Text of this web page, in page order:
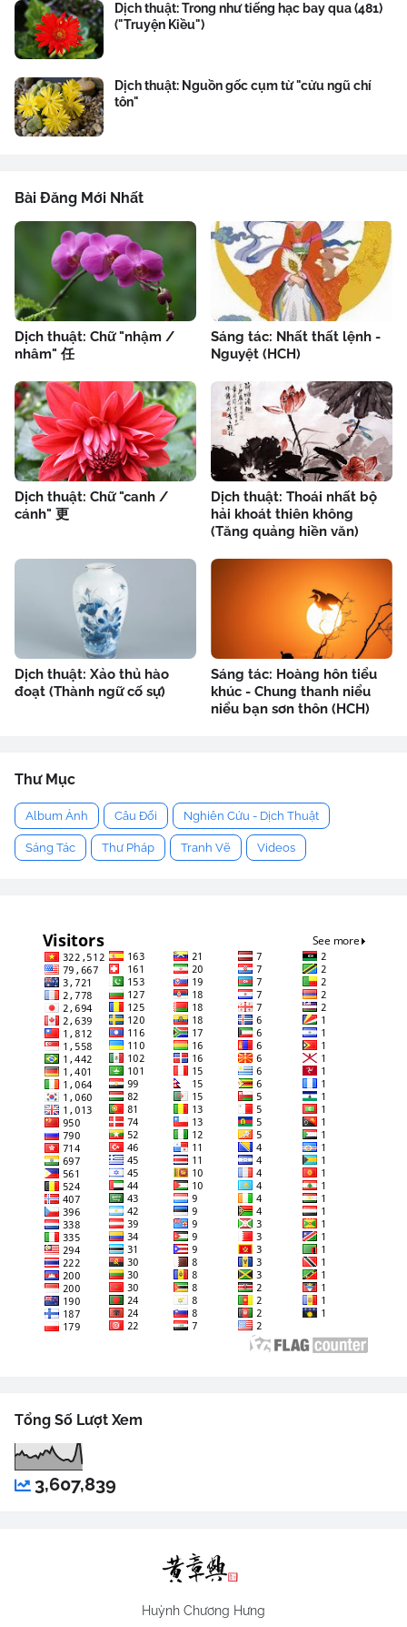
Dịch thuật: Trong như tiếng hạc bay qua (481)
("Truyện Kiều")
Dịch thuật: Nguồn gốc cụm từ "cửu ngũ chí
tôn"
Bài Đăng Mới Nhất
Dịch thuật: Chữ "nhậm /
nhâm" 任
Sáng tác: Nhất thất lệnh -
Nguyệt (HCH)
Dịch thuật: Chữ "canh /
cánh" 更
Dịch thuật: Thoái nhất bộ
hải khoát thiên không
(Tăng quảng hiền văn)
Dịch thuật: Xảo thủ hào
đoạt (Thành ngữ cố sự)
Sáng tác: Hoàng hôn tiểu
khúc - Chung thanh niểu
niểu bạn sơn thôn (HCH)
Thư Mục
Album Ảnh Câu Đối Nghiên Cứu - Dịch Thuật
Sáng Tác Thư Pháp Tranh Vẽ Videos
Tổng Số Lượt Xem
3,607,839
Huỳnh Chương Hưng